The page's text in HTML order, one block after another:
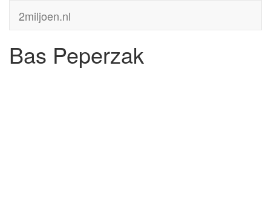
2miljoen.nl
Bas Peperzak